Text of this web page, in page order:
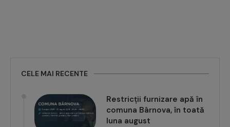
CELE MAI RECENTE
Restricții furnizare apă în
comuna Bârnova, în toată
luna august